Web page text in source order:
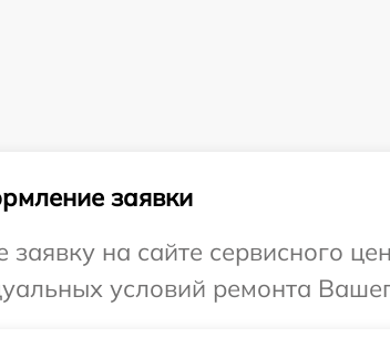
заявки
заявку на сайте сервисного
условий ремонта